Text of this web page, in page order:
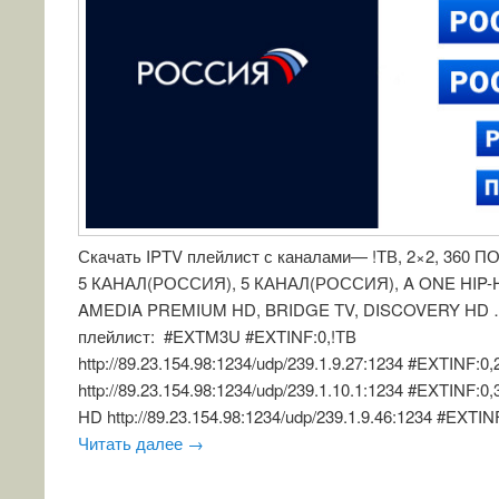
Скачать IPTV плейлист с каналами— !ТВ, 2×2, 360
5 КАНАЛ(РОССИЯ), 5 КАНАЛ(РОССИЯ), A ONE HIP-
AMEDIA PREMIUM HD, BRIDGE TV, DISCOVERY
плейлист: #EXTM3U #EXTINF:0,!ТВ
http://89.23.154.98:1234/udp/239.1.9.27:1234
http://89.23.154.98:1234/udp/239.1.10.1:1234
HD http://89.23.154.98:1234/udp/239.1.9.46:1234
Читать далее →